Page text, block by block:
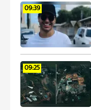
09:39
09:25